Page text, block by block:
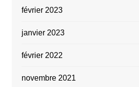
février 2023
janvier 2023
février 2022
novembre 2021